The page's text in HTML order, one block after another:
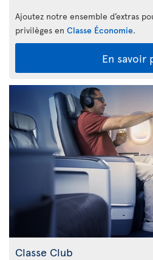
Ajoutez notre ensemble d’extras
privilèges en Classe Économie.
En savoir
Classe Club